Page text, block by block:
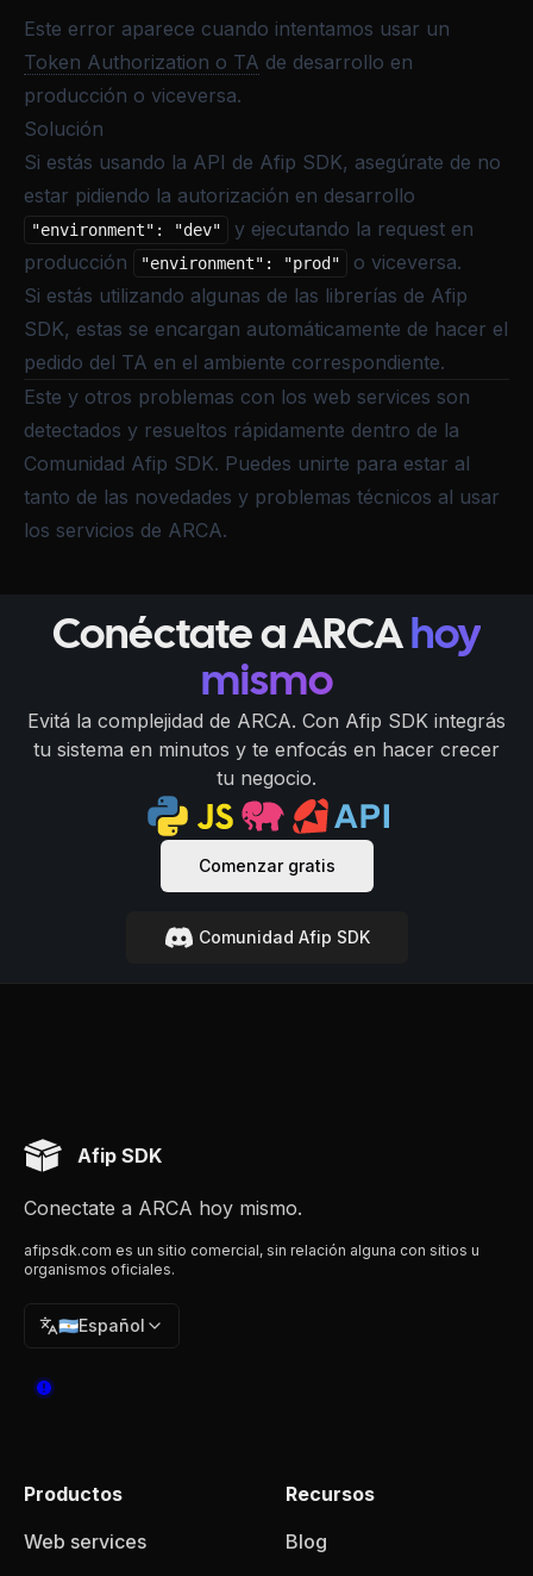
Este error aparece cuando intentamos usar un
Token Authorization o TA de desarrollo en
producción o viceversa.
Solución
Si estás usando la API de Afip SDK, asegúrate de no
estar pidiendo la autorización en desarrollo
"environment": "dev"
y ejecutando la request en
producción
"environment": "prod"
o viceversa.
Si estás utilizando algunas de las librerías de Afip
SDK, estas se encargan automáticamente de hacer el
pedido del TA en el ambiente correspondiente.
Este y otros problemas con los web services son
detectados y resueltos rápidamente dentro de la
Comunidad Afip SDK. Puedes unirte para estar al
tanto de las novedades y problemas técnicos al usar
los servicios de ARCA.
Conéctate a ARCA hoy
mismo
Evitá la complejidad de ARCA. Con Afip SDK integrás
tu sistema en minutos y te enfocás en hacer crecer
tu negocio.
Comenzar gratis
Comunidad Afip SDK
Afip SDK
Conectate a ARCA hoy mismo.
afipsdk.com es un sitio comercial, sin relación alguna con sitios u
organismos oficiales.
🇦🇷Español
Productos
Web services
Recursos
Blog